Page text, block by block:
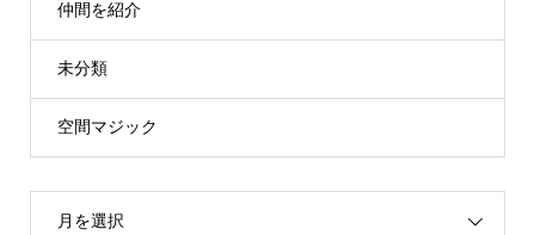
仲間を紹介
未分類
空間マジック
月を選択